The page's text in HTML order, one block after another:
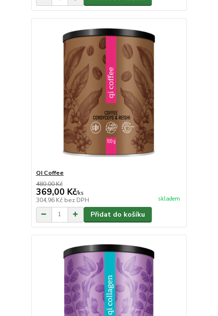
QI Coffee
480,00 Kč
369,00 Kč/ks
304,96 Kč bez DPH skladem
Přidat do košíku